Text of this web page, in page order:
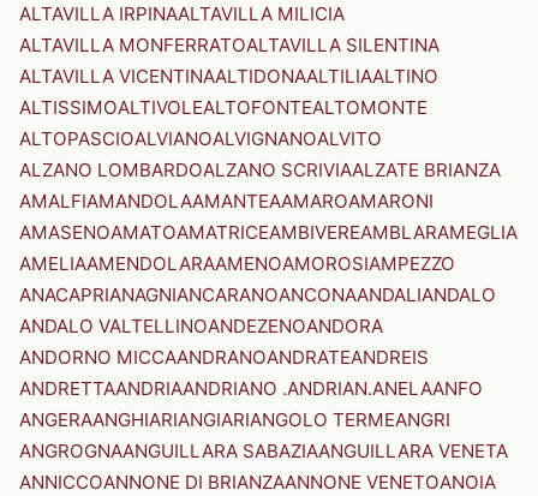
ALTAVILLA IRPINAALTAVILLA MILICIA
ALTAVILLA MONFERRATOALTAVILLA SILENTINA
ALTAVILLA VICENTINAALTIDONAALTILIAALTINO
ALTISSIMOALTIVOLEALTOFONTEALTOMONTE
ALTOPASCIOALVIANOALVIGNANOALVITO
ALZANO LOMBARDOALZANO SCRIVIAALZATE BRIANZA
AMALFIAMANDOLAAMANTEAAMAROAMARONI
AMASENOAMATOAMATRICEAMBIVEREAMBLARAMEGLIA
AMELIAAMENDOLARAAMENOAMOROSIAMPEZZO
ANACAPRIANAGNIANCARANOANCONAANDALIANDALO
ANDALO VALTELLINOANDEZENOANDORA
ANDORNO MICCAANDRANOANDRATEANDREIS
ANDRETTAANDRIAANDRIANO .ANDRIAN.ANELAANFO
ANGERAANGHIARIANGIARIANGOLO TERMEANGRI
ANGROGNAANGUILLARA SABAZIAANGUILLARA VENETA
ANNICCOANNONE DI BRIANZAANNONE VENETOANOIA